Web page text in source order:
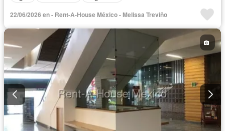
22/06/2026 en - Rent-A-House México - Melissa Treviño